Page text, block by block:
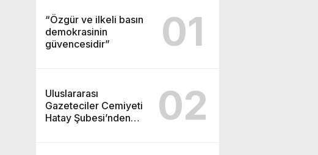
“Özgür ve ilkeli basın
demokrasinin
güvencesidir”
01
Uluslararası
Gazeteciler Cemiyeti
Hatay Şubesi’nden
02